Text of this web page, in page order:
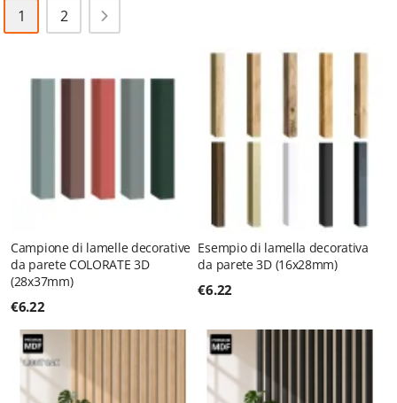
1 2
Campione di lamelle decorative
da parete COLORATE 3D
(28x37mm)
€6.22
Esempio di lamella decorativa
da parete 3D (16x28mm)
€6.22